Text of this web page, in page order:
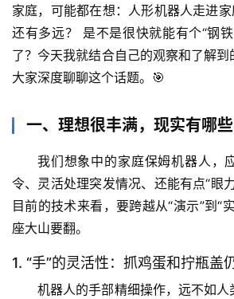
家庭，可能都在想： 人形机器人走进
还有多远？
是不是很快就能有个“钢
了？今天我就结合自己的观察和了解
大家深度聊聊这个话题。🎯
一、理想很丰满，现实有哪些
我们想象中的家庭保姆机器人，
令、灵活处理突发情况、还能有点“眼
目前的技术来看，要跨越从“演示”到“
座大山要翻。
1. “手”的灵活性：抓鸡蛋和拧瓶盖
机器人的手部精细操作，远不如